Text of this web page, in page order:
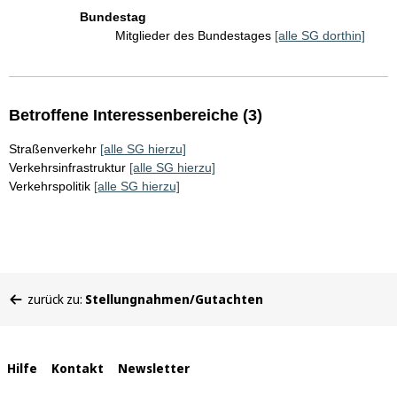
Bundestag
Mitglieder des Bundestages [alle SG dorthin]
Betroffene Interessenbereiche (3)
Straßenverkehr [alle SG hierzu]
Verkehrsinfrastruktur [alle SG hierzu]
Verkehrspolitik [alle SG hierzu]
befinden
zurück zu: Stellungnahmen/Gutachten
Interne
Hilfe Kontakt Newsletter